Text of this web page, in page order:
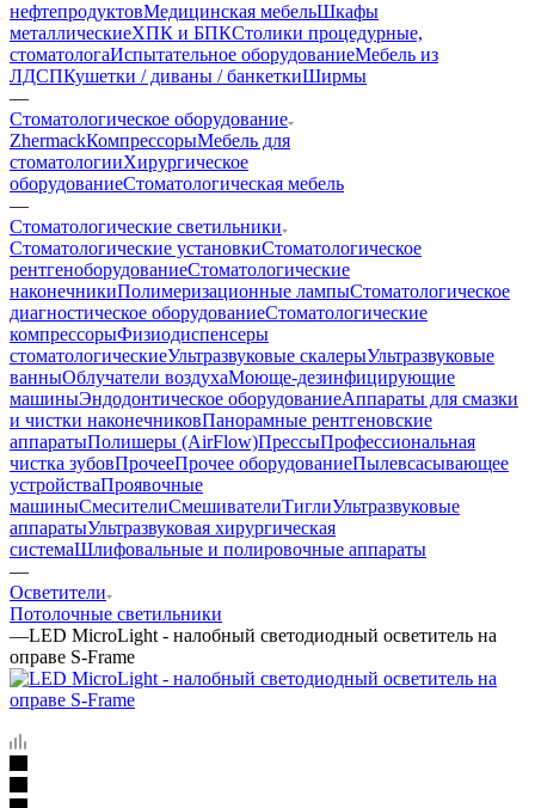
нефтепродуктовМедицинская мебельШкафы
металлическиеХПК и БПКСтолики процедурные,
стоматологаИспытательное оборудованиеМебель из
ЛДСПКушетки / диваны / банкеткиШирмы
—
Стоматологическое оборудование
ZhermackКомпрессорыМебель для
стоматологииХирургическое
оборудованиеСтоматологическая мебель
—
Стоматологические светильники
Стоматологические установкиСтоматологическое
рентгеноборудованиеСтоматологические
наконечникиПолимеризационные лампыСтоматологическое
диагностическое оборудованиеСтоматологические
компрессорыФизиодиспенсеры
стоматологическиеУльтразвуковые скалерыУльтразвуковые
ванныОблучатели воздухаМоюще-дезинфицирующие
машиныЭндодонтическое оборудованиеАппараты для смазки
и чистки наконечниковПанорамные рентгеновские
аппаратыПолишеры (AirFlow)ПрессыПрофессиональная
чистка зубовПрочееПрочее оборудованиеПылевсасывающее
устройстваПроявочные
машиныСмесителиСмешивателиТиглиУльтразвуковые
аппаратыУльтразвуковая хирургическая
системаШлифовальные и полировочные аппараты
—
Осветители
Потолочные светильники
—LED MicroLight - налобный светодиодный осветитель на
оправе S-Frame